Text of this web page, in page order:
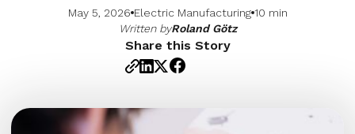
May 5, 2026 Electric Manufacturing 10 min
Written byRoland Götz
Share this Story